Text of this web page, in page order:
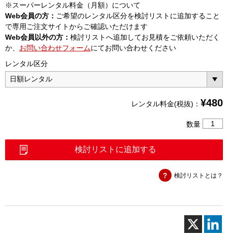
※スーパーレンタル料金（月額）について
Web会員の方： ご希望のレンタル区分を検討リストに追加すること
で専用ご注文サイトからご確認いただけます
Web会員以外の方： 検討リストへ追加してお見積をご依頼いただく
か、 お問い合わせフォームにてお問い合わせください
レンタル区分
レンタル料金(税抜)： ¥480
数量
（FH-
検討リストに追加する
検討リストとは？